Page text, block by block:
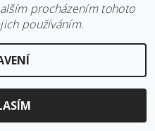
procházením tohoto
používáním.